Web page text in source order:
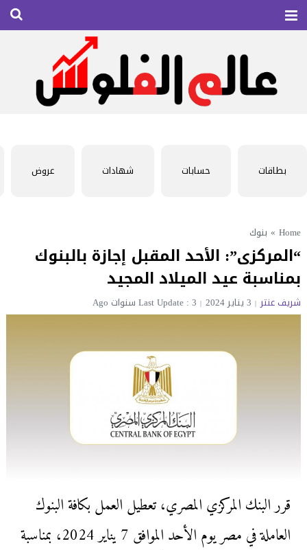
بطاقات حسابات شهادات عروض
Home
» بنوك
“المركزى”: الأحد المقبل إجازة بالبنوك
بمناسبة عيد الميلاد المجيد
شريف عنتر 3 يناير 2024 Last Update : 3 سنوات Ago
قرر البنك المركزي المصري، تعطيل العمل بكافة البنوك
العاملة في مصر يوم الأحد الموافق 7 يناير 2024، بمناسبة